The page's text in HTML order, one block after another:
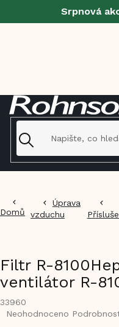
Srpnová
Domů
Úprava
vzduchu
Filtr R-
ventilátor R-
33960
Průměrné
Neohodnoceno